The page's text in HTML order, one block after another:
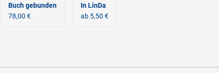
Buch gebunden
78,00 €
In LinDa
ab 5,50 €